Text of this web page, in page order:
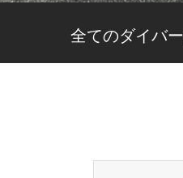
全てのダイバ